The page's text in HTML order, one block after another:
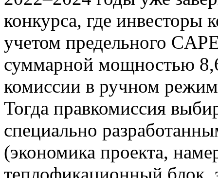
конкурса, где инвесторы
учетом предельного
суммарной мощностью
комиссии в ручном
Тогда правкомиссия
специально
(экономика проекта,
теплофикационный блок,